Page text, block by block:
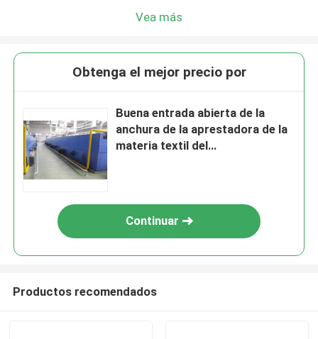
Vea más
Obtenga el mejor precio por
Buena entrada abierta de la
anchura de la aprestadora de la
materia textil del
Continuar
Productos recomendados